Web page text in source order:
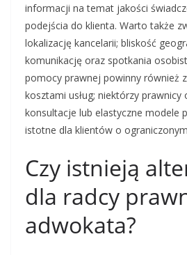
informacji na temat jakości
podejścia do klienta. Warto także
lokalizację kancelarii; bliskość
komunikację oraz spotkania
pomocy prawnej powinny również
kosztami usług; niektórzy
konsultacje lub elastyczne modele
istotne dla klientów o
Czy istnieją
dla radcy
adwokata?